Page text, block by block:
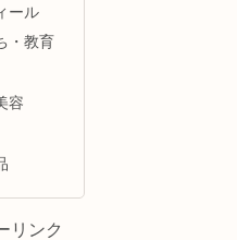
ール
・教育
容
リンク